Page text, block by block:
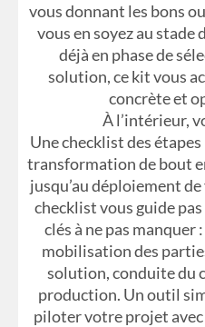
vous donnant les bons
vous en soyez au
déjà en phase de
solution, ce kit vous
concrète et
À l’intérieur,
Une checklist des
transformation de bout
jusqu’au déploiement
checklist vous guide
clés à ne pas
mobilisation des
solution, conduite du
production. Un outil
piloter votre projet